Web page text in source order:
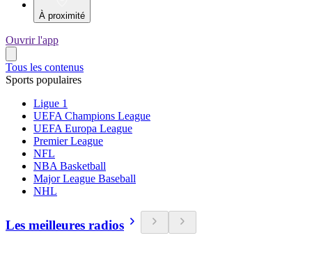
À proximité
Ouvrir l'app
Tous les contenus
Sports populaires
Ligue 1
UEFA Champions League
UEFA Europa League
Premier League
NFL
NBA Basketball
Major League Baseball
NHL
Les meilleures radios